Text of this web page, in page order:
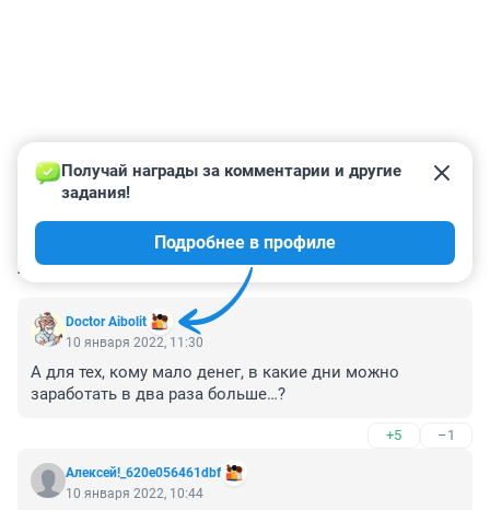
КОММЕНТАРИИ 9
Doctor Aibolit
Получай награды за комментарии и другие
задания!
Подробнее в профиле
10 января 2022, 11:30
А для тех, кому мало денег, в какие дни можно
заработать в два раза больше…?
+5 –1
Алексей!_620e056461dbf
10 января 2022, 10:44